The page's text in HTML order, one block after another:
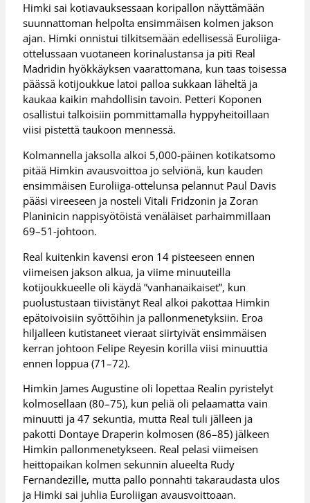
Himki sai kotiavauksessaan koripallon näyttämään
suunnattoman helpolta ensimmäisen kolmen jakson
ajan. Himki onnistui tilkitsemään edellisessä Euroliiga-
ottelussaan vuotaneen korinalustansa ja piti Real
Madridin hyökkäyksen vaarattomana, kun taas toisessa
päässä kotijoukkue latoi palloa sukkaan läheltä ja
kaukaa kaikin mahdollisin tavoin. Petteri Koponen
osallistui talkoisiin pommittamalla hyppyheitoillaan
viisi pistettä taukoon mennessä.
Kolmannella jaksolla alkoi 5,000-päinen kotikatsomo
pitää Himkin avausvoittoa jo selviönä, kun kauden
ensimmäisen Euroliiga-ottelunsa pelannut Paul Davis
pääsi vireeseen ja nosteli Vitali Fridzonin ja Zoran
Planinicin nappisyötöistä venäläiset parhaimmillaan
69–51-johtoon.
Real kuitenkin kavensi eron 14 pisteeseen ennen
viimeisen jakson alkua, ja viime minuuteilla
kotijoukkueelle oli käydä ”vanhanaikaiset”, kun
puolustustaan tiivistänyt Real alkoi pakottaa Himkin
epätoivoisiin syöttöihin ja pallonmenetyksiin. Eroa
hiljalleen kutistaneet vieraat siirtyivät ensimmäisen
kerran johtoon Felipe Reyesin korilla viisi minuuttia
ennen loppua (71–72).
Himkin James Augustine oli lopettaa Realin pyristelyt
kolmosellaan (80–75), kun peliä oli pelaamatta vain
minuutti ja 47 sekuntia, mutta Real tuli jälleen ja
pakotti Dontaye Draperin kolmosen (86–85) jälkeen
Himkin pallonmenetykseen. Real pelasi viimeisen
heittopaikan kolmen sekunnin alueelta Rudy
Fernandezille, mutta pallo ponnahti takaraudasta ulos
ja Himki sai juhlia Euroliigan avausvoittoaan.